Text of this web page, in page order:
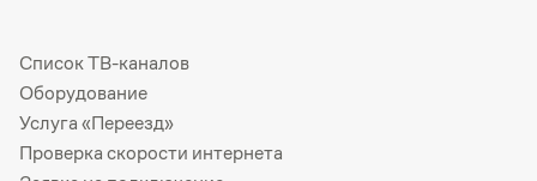
Список ТВ-каналов
Оборудование
Услуга «Переезд»
Проверка скорости интернета